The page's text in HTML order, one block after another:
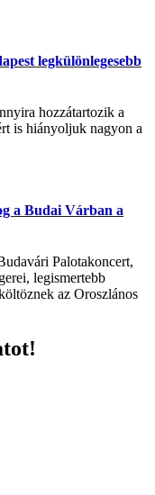
legkülönlegesebb
hozzátartozik a
is hiányoljuk nagyon a
a Budai Várban a
Palotakoncert,
legismertebb
az Oroszlános